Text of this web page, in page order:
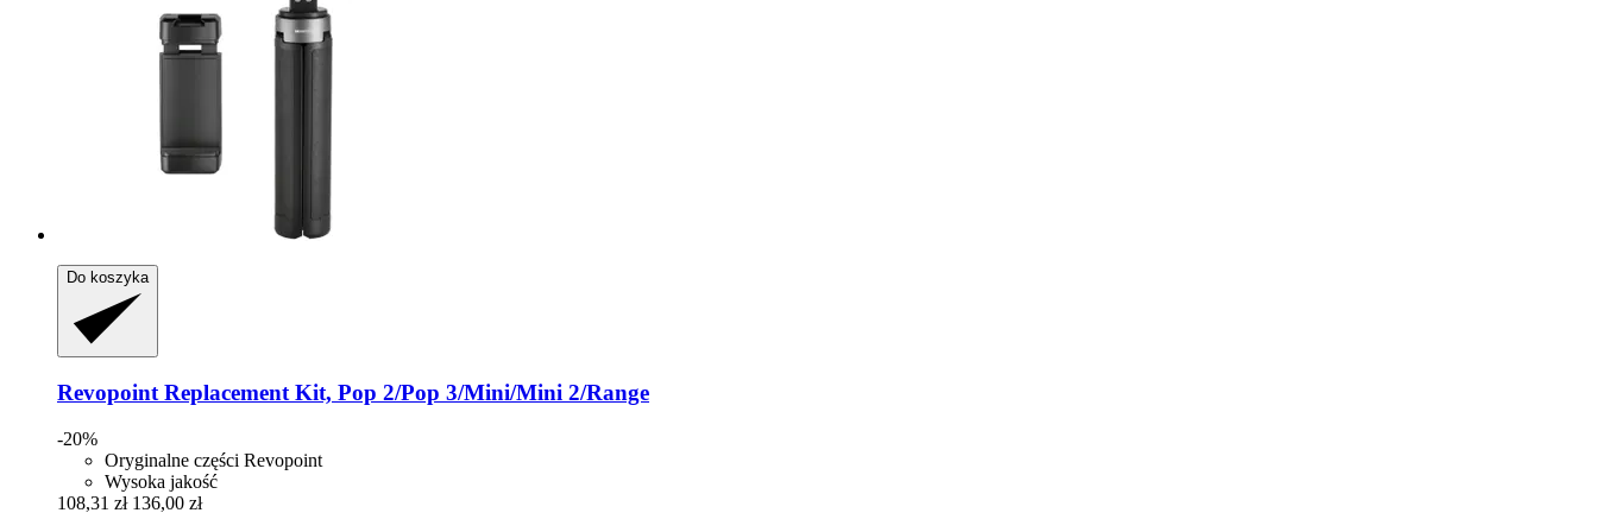
Do koszyka
Revopoint Replacement Kit, Pop 2/Pop 3/Mini/Mini 2/Range
-20%
Oryginalne części Revopoint
Wysoka jakość
108,31 zł 136,00 zł